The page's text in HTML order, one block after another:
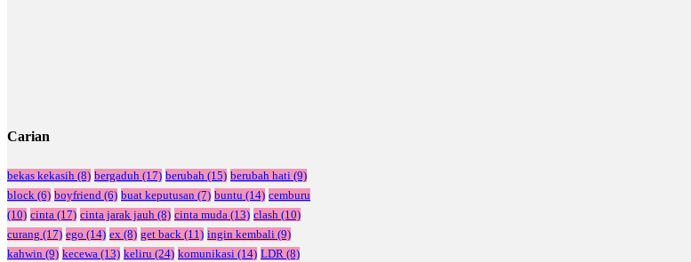
Carian
bekas kekasih (8) bergaduh (17) berubah (15) berubah hati (9)
block (6) boyfriend (6) buat keputusan (7) buntu (14) cemburu
(10) cinta (17) cinta jarak jauh (8) cinta muda (13) clash (10)
curang (17) ego (14) ex (8) get back (11) ingin kembali (9)
kahwin (9) kecewa (13) keliru (24) komunikasi (14) LDR (8)